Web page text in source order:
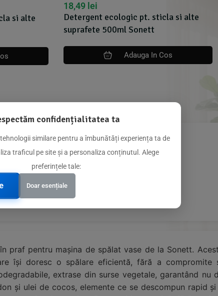
si alte
Detergent ecologic pt. sticla si alte
suprafete 500ml Sonett
18,49 lei
Adauga In Cos
praf pentru mașina de spălat vase de la Sonett.
își doresc o spălare eficientă, fără a compromite
extrase din surse vegetale, garantând nu
și ulei de cocos, elemente ce se descompun rapid
confidențialitatea ta
similare pentru a îmbunătăți experiența ta de
traficul pe site și a personaliza conținutul. Alege
preferințele tale:
Doar esențiale